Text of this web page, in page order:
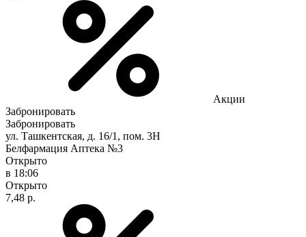
Акции
Забронировать
Забронировать
ул. Ташкентская, д. 16/1, пом. 3Н
Белфармация Аптека №3
Открыто
в 18:06
Открыто
7,48 р.